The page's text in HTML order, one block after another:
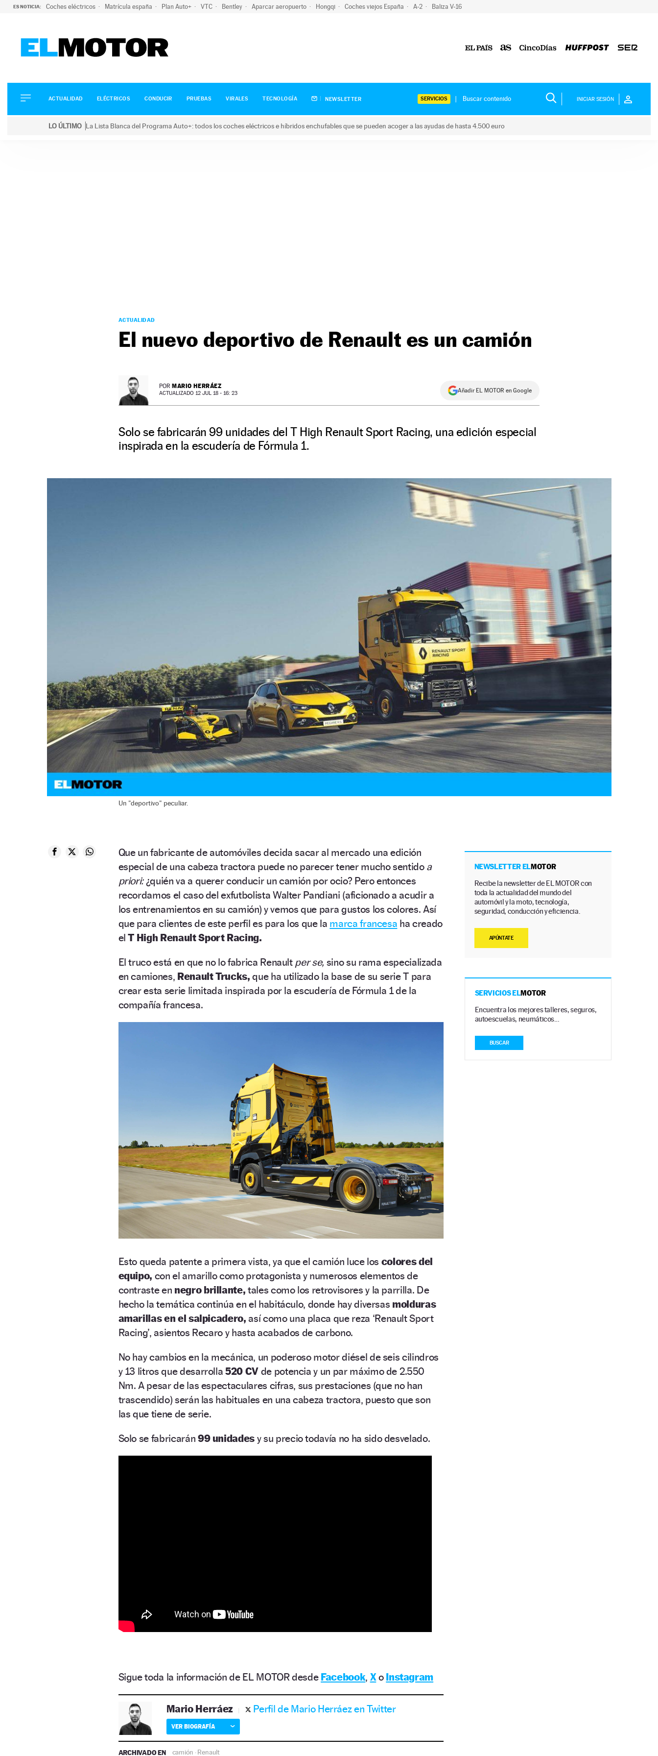
ES NOTICIA: Coches eléctricos Matrícula españa Plan Auto+ VTC Bentley Aparcar aeropuerto Hongqi Coches viejos España A-2 Baliza V-16
ELÉCTRICOS
CONDUCIR
ACTUALIDAD ELÉCTRICOS CONDUCIR PRUEBAS VIRALES TECNOLOGÍA NEWSLETTER SERVICIOS INICIAR SESIÓN
LO ÚLTIMO La Lista Blanca del Programa Auto+: todos los coches eléctricos e híbridos enchufables que se pueden acoger a las ayudas de hasta 4.500 euro
ACTUALIDAD
El nuevo deportivo de Renault es un camión
POR MARIO HERRÁEZ
ACTUALIZADO 12 JUL 18 - 16: 23 Añadir EL MOTOR en Google
Solo se fabricarán 99 unidades del T High Renault Sport Racing, una edición especial
inspirada en la escudería de Fórmula 1.
Un "deportivo" peculiar.
Que un fabricante de automóviles decida sacar al mercado una edición
especial de una cabeza tractora puede no parecer tener mucho sentido a
priori:¿quién va a querer conducir un camión por ocio? Pero entonces
recordamos el caso del exfutbolista Walter Pandiani (aficionado a acudir a
los entrenamientos en su camión) y vemos que para gustos los colores. Así
que para clientes de este perfil es para los que la marca francesa ha creado
elT High Renault Sport Racing.
El truco está en que no lo fabrica Renault per se, sino su rama especializada
en camiones, Renault Trucks, que ha utilizado la base de su serie T para
crear esta serie limitada inspirada por la escudería de Fórmula 1 de la
compañía francesa.
Esto queda patente a primera vista, ya que el camión luce los colores del
equipo, con el amarillo como protagonista y numerosos elementos de
contraste en negro brillante, tales como los retrovisores y la parrilla. De
hecho la temática continúa en el habitáculo, donde hay diversas molduras
amarillas en el salpicadero, así como una placa que reza ‘Renault Sport
Racing’, asientos Recaro y hasta acabados de carbono.
No hay cambios en la mecánica, un poderoso motor diésel de seis cilindros
y 13 litros que desarrolla520 CVde potencia y un par máximo de 2.550
Nm. A pesar de las espectaculares cifras, sus prestaciones (que no han
trascendido) serán las habituales en una cabeza tractora, puesto que son
las que tiene de serie.
Solo se fabricarán 99 unidades y su precio todavía no ha sido desvelado.
Sigue toda la información de EL MOTOR desde Facebook, Xo Instagram
Mario Herráez Perfil de Mario Herráez en Twitter
VER BIOGRAFÍA
ARCHIVADO EN camión ·Renault
NEWSLETTER ELMOTOR
Recibe la newsletter de EL MOTOR con
toda la actualidad del mundo del
automóvil y la moto, tecnología,
seguridad, conducción y eficiencia.
APÚNTATE
SERVICIOS ELMOTOR
Encuentra los mejores talleres, seguros,
autoescuelas, neumáticos…
BUSCAR